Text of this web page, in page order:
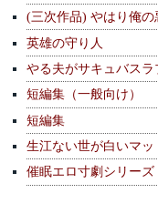
(三次作品) やはり俺
英雄の守り人
やる夫がサキュバス
短編集（一般向け）
短編集
生江ない世が白いマ
催眠エロ寸劇シリーズ